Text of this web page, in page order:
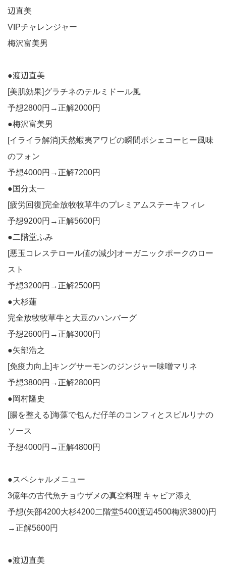
辺直美
VIPチャレンジャー
梅沢富美男
●渡辺直美
[美肌効果]グラチネのテルミドール風
予想2800円→正解2000円
●梅沢富美男
[イライラ解消]天然蝦夷アワビの瞬間ポシェコーヒー風味
のフォン
予想4000円→正解7200円
●国分太一
[疲労回復]完全放牧牧草牛のプレミアムステーキフィレ
予想9200円→正解5600円
●二階堂ふみ
[悪玉コレステロール値の減少]オーガニックポークのロー
スト
予想3200円→正解2500円
●大杉蓮
完全放牧牧草牛と大豆のハンバーグ
予想2600円→正解3000円
●矢部浩之
[免疫力向上]キングサーモンのジンジャー味噌マリネ
予想3800円→正解2800円
●岡村隆史
[腸を整える]海藻で包んだ仔羊のコンフィとスピルリナの
ソース
予想4000円→正解4800円
●スペシャルメニュー
3億年の古代魚チョウザメの真空料理 キャビア添え
予想(矢部4200大杉4200二階堂5400渡辺4500梅沢3800)円
→正解5600円
●渡辺直美